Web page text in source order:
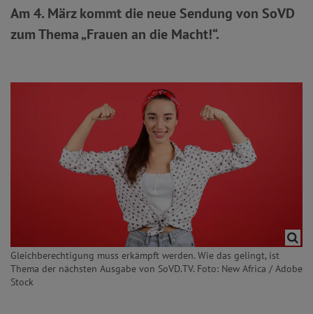
Am 4. März kommt die neue Sendung von SoVD
zum Thema „Frauen an die Macht!“.
Gleichberechtigung muss erkämpft werden. Wie das gelingt, ist
Thema der nächsten Ausgabe von SoVD.TV. Foto: New Africa / Adobe
Stock